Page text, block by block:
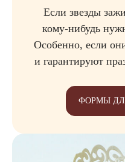
Если звезды
кому-нибудь
Особенно, если
и гарантируют
ФОРМЫ